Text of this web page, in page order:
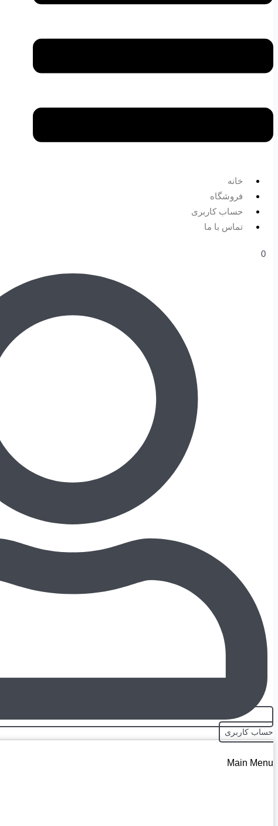
خانه
فروشگاه
حساب کاربری
تماس با ما
0
حساب کاربری
Main Menu